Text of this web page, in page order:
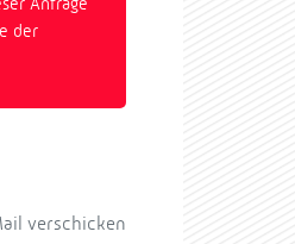
der
verschicken